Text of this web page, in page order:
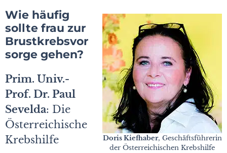
Doris Kiefhaber, Geschäftsführerin
der Österreichischen Krebshilfe
Wie häufig
sollte frau zur
Brustkrebsvor
sorge gehen?
Prim. Univ.-
Prof. Dr. Paul
Sevelda: Die
Österreichische
Krebshilfe